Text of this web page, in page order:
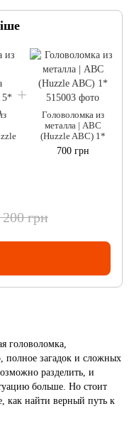
Головоломка из
металла | ABC
(Huzzle ABC) 1*
700 грн
грн
головоломка,
полное загадок и сложных
разделить, и
больше. Но стоит
как найти верный путь к